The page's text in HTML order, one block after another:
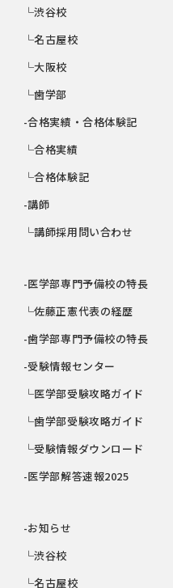
└渋谷校
└名古屋校
└大阪校
└歯学部
-合格実績・合格体験記
└合格実績
└合格体験記
-講師
└講師採用問い合わせ
-医学部専門予備校の特長
└佐藤正憲代表の経歴
-歯学部専門予備校の特長
-受験情報センター
└医学部受験攻略ガイド
└歯学部受験攻略ガイド
└受験情報ダウンロード
-医学部解答速報2025
-お知らせ
└渋谷校
└名古屋校